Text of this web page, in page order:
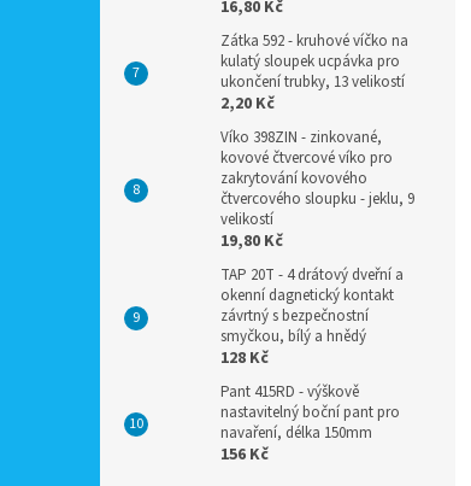
16,80 Kč
Zátka 592 - kruhové víčko na
kulatý sloupek ucpávka pro
ukončení trubky, 13 velikostí
2,20 Kč
Víko 398ZIN - zinkované,
kovové čtvercové víko pro
zakrytování kovového
čtvercového sloupku - jeklu, 9
velikostí
19,80 Kč
TAP 20T - 4 drátový dveřní a
okenní dagnetický kontakt
závrtný s bezpečnostní
smyčkou, bílý a hnědý
128 Kč
Pant 415RD - výškově
nastavitelný boční pant pro
navaření, délka 150mm
156 Kč